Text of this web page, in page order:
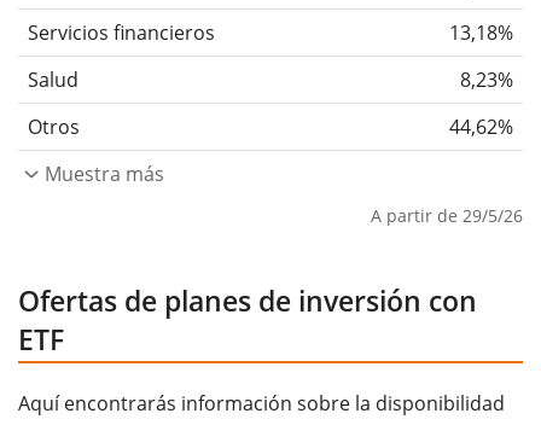
Servicios financieros
13,18%
Salud
8,23%
Otros
44,62%
Muestra más
A partir de 29/5/26
Ofertas de planes de inversión con
ETF
Aquí encontrarás información sobre la disponibilidad